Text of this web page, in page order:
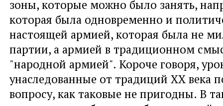
зоны, которые можно было занять,
которая была одновременно и
настоящей армией, которая была не
партии, а армией в традиционном
"народной армией". Короче говоря,
унаследованные от традиций ХХ века
вопросу, как таковые не пригодны. В